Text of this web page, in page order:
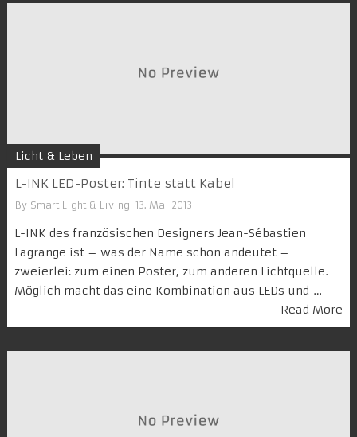
Licht & Leben
L-INK LED-Poster: Tinte statt Kabel
By Smart Light & Living 13. Mai 2013
L-INK des französischen Designers Jean-Sébastien
Lagrange ist – was der Name schon andeutet –
zweierlei: zum einen Poster, zum anderen Lichtquelle.
Möglich macht das eine Kombination aus LEDs und …
Read More